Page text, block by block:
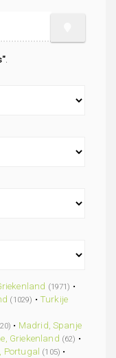
(1971) •
(1029) • Turkije
• Madrid, Spanje
Griekenland (62) •
Portugal (105) •